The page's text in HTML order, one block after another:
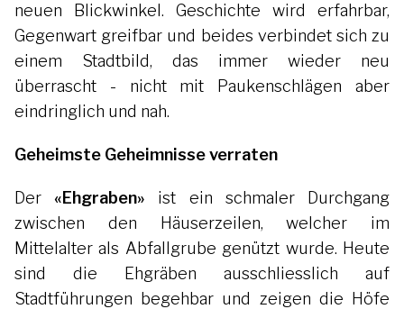
neuen Blickwinkel. Geschichte wird erfahrbar,
Gegenwart greifbar und beides verbindet sich zu
einem Stadtbild, das immer wieder neu
überrascht - nicht mit Paukenschlägen aber
eindringlich und nah.
Geheimste Geheimnisse verraten
Der«Ehgraben» ist ein schmaler Durchgang
zwischen den Häuserzeilen, welcher im
Mittelalter als Abfallgrube genützt wurde. Heute
sind die Ehgräben ausschliesslich auf
Stadtführungen begehbar und zeigen die Höfe